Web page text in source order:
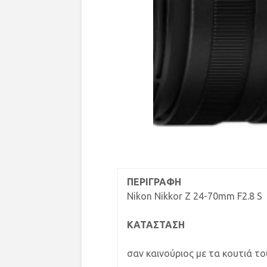
ΠΕΡΙΓΡΑΦΗ
Nikon Nikkor Z 24-70mm F2.8 S
ΚΑΤΑΣΤΑΣΗ
σαν καινούριος με τα κουτιά